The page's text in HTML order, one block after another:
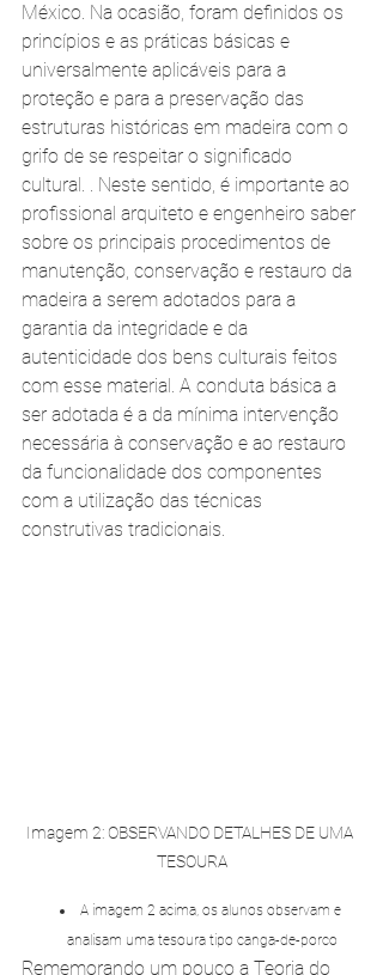
México. Na ocasião, foram definidos os
princípios e as práticas básicas e
universalmente aplicáveis para a
proteção e para a preservação das
estruturas históricas em madeira com o
grifo de se respeitar o significado
cultural. . Neste sentido, é importante ao
profissional arquiteto e engenheiro saber
sobre os principais procedimentos de
manutenção, conservação e restauro da
madeira a serem adotados para a
garantia da integridade e da
autenticidade dos bens culturais feitos
com esse material. A conduta básica a
ser adotada é a da mínima intervenção
necessária à conservação e ao restauro
da funcionalidade dos componentes
com a utilização das técnicas
construtivas tradicionais.
Imagem 2: OBSERVANDO DETALHES DE UMA
TESOURA
A imagem 2 acima, os alunos observam e
analisam uma tesoura tipo canga-de-porco
Rememorando um pouco a Teoria do